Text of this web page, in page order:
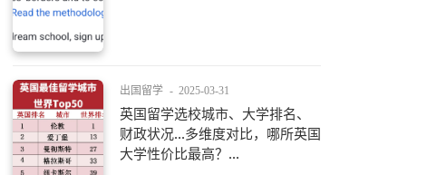
出国留学 - 2025-03-31
英国留学选校城市、大学排名、
财政状况...多维度对比，哪所英国
大学性价比最高？...